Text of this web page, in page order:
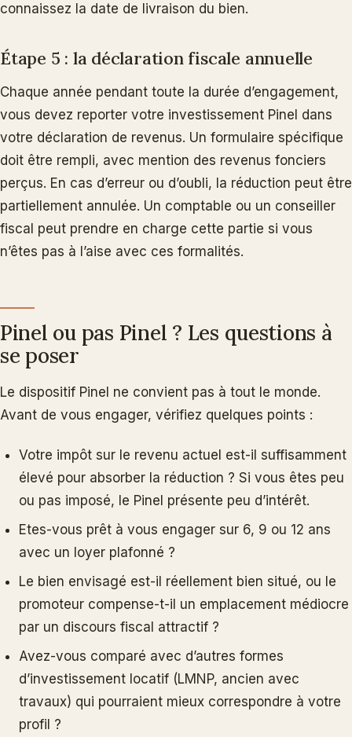
connaissez la date de livraison du bien.
Étape 5 : la déclaration fiscale annuelle
Chaque année pendant toute la durée d’engagement,
vous devez reporter votre investissement Pinel dans
votre déclaration de revenus. Un formulaire spécifique
doit être rempli, avec mention des revenus fonciers
perçus. En cas d’erreur ou d’oubli, la réduction peut être
partiellement annulée. Un comptable ou un conseiller
fiscal peut prendre en charge cette partie si vous
n’êtes pas à l’aise avec ces formalités.
Pinel ou pas Pinel ? Les questions à
se poser
Le dispositif Pinel ne convient pas à tout le monde.
Avant de vous engager, vérifiez quelques points :
Votre impôt sur le revenu actuel est-il suffisamment
élevé pour absorber la réduction ? Si vous êtes peu
ou pas imposé, le Pinel présente peu d’intérêt.
Etes-vous prêt à vous engager sur 6, 9 ou 12 ans
avec un loyer plafonné ?
Le bien envisagé est-il réellement bien situé, ou le
promoteur compense-t-il un emplacement médiocre
par un discours fiscal attractif ?
Avez-vous comparé avec d’autres formes
d’investissement locatif (LMNP, ancien avec
travaux) qui pourraient mieux correspondre à votre
profil ?